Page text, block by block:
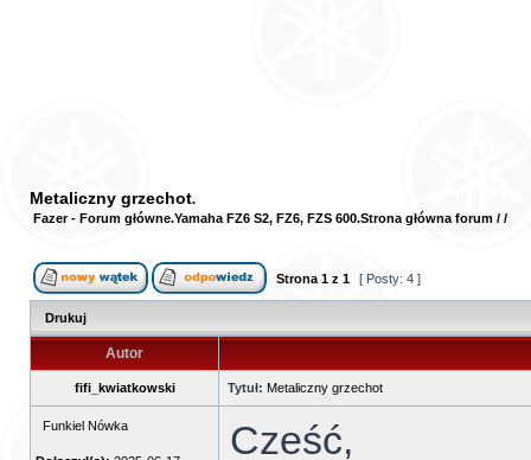
Metaliczny grzechot
Strona główna forum /
Fazer - Forum główne /
Yamaha FZ6 S2, FZ6, FZS 600
Strona 1 z 1 [ Posty: 4 ]
Drukuj
Autor
fifi_kwiatkowski Tytuł: Metaliczny grzechot
Funkiel Nówka Cześć,